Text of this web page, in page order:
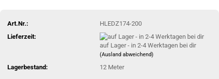
Art.Nr.:
HLEDZ174-200
Lieferzeit:
auf Lager - in 2-4 Werktagen bei dir
(Ausland abweichend)
Lagerbestand: 12 Meter